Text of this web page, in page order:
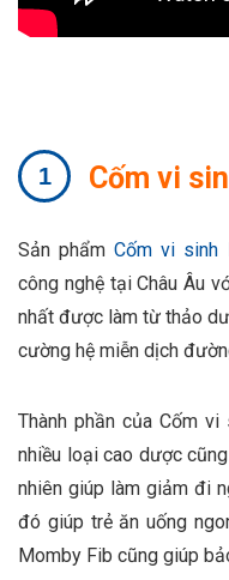
Cốm vi
Sản phẩmCốm vi sinh
công nghệ tại Châu Âu
nhất được làm từ thảo
cường hệ miễn dịch
Thành phần của Cốm
nhiều loại cao dược
nhiên giúp làm giảm đi
đó giúp trẻ ăn uống
Momby Fib cũng giúp